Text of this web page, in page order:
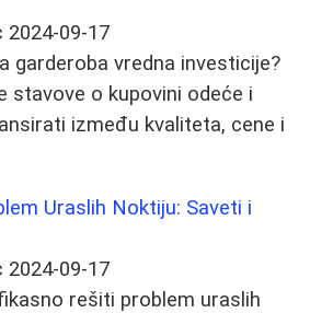
2024-09-17
garderoba vredna investicije?
stavove o kupovini odeće i
između kvaliteta, cene i
Uraslih Noktiju: Saveti i
2024-09-17
rešiti problem uraslih